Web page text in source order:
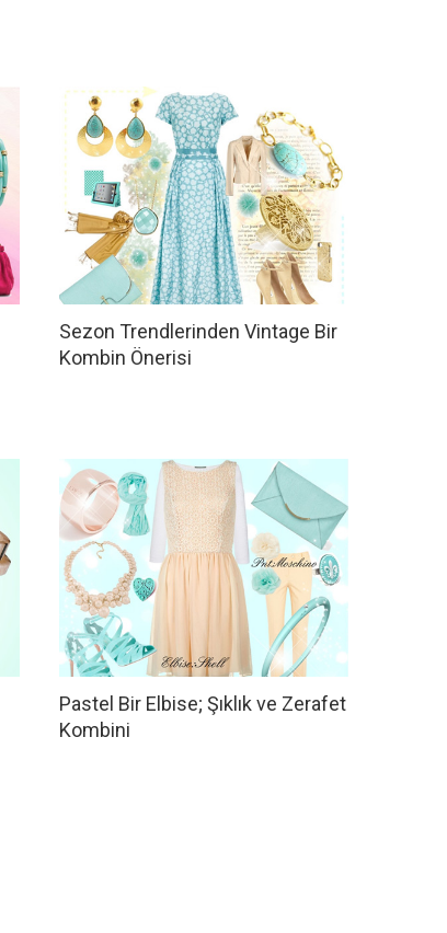
Sezon Trendlerinden Vintage Bir
Kombin Önerisi
Pastel Bir Elbise; Şıklık ve Zerafet
Kombini